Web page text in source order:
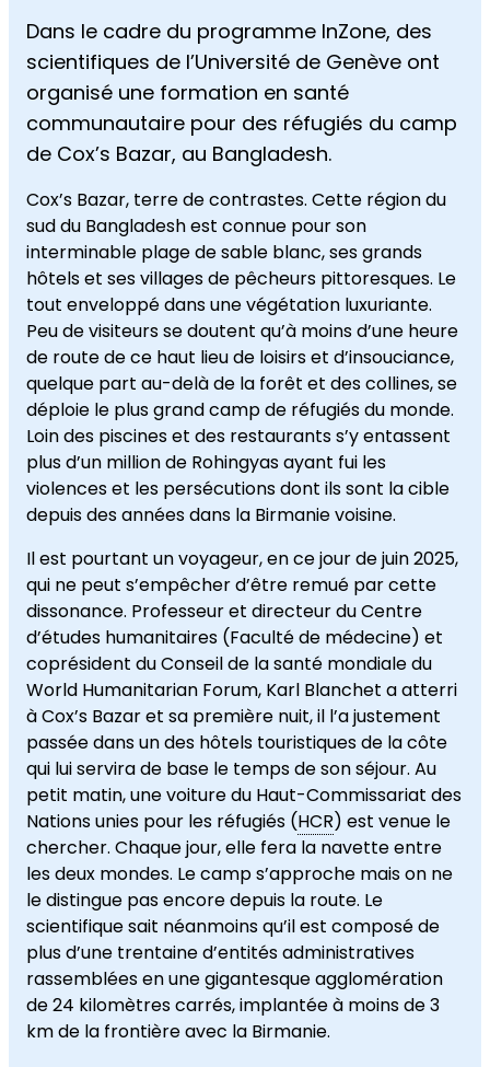
Dans le cadre du programme InZone, des
scientifiques de l’Université de Genève ont
organisé une formation en santé
communautaire pour des réfugiés du camp
de Cox’s Bazar, au Bangladesh.
Cox’s Bazar, terre de contrastes. Cette région du
sud du Bangladesh est connue pour son
interminable plage de sable blanc, ses grands
hôtels et ses villages de pêcheurs pittoresques. Le
tout enveloppé dans une végétation luxuriante.
Peu de visiteurs se doutent qu’à moins d’une heure
de route de ce haut lieu de loisirs et d’insouciance,
quelque part au-delà de la forêt et des collines, se
déploie le plus grand camp de réfugiés du monde.
Loin des piscines et des restaurants s’y entassent
plus d’un million de Rohingyas ayant fui les
violences et les persécutions dont ils sont la cible
depuis des années dans la Birmanie voisine.
Il est pourtant un voyageur, en ce jour de juin 2025,
qui ne peut s’empêcher d’être remué par cette
dissonance. Professeur et directeur du Centre
d’études humanitaires (Faculté de médecine) et
coprésident du Conseil de la santé mondiale du
World Humanitarian Forum, Karl Blanchet a atterri
à Cox’s Bazar et sa première nuit, il l’a justement
passée dans un des hôtels touristiques de la côte
qui lui servira de base le temps de son séjour. Au
petit matin, une voiture du Haut-Commissariat des
Nations unies pour les réfugiés (HCR) est venue le
chercher. Chaque jour, elle fera la navette entre
les deux mondes. Le camp s’approche mais on ne
le distingue pas encore depuis la route. Le
scientifique sait néanmoins qu’il est composé de
plus d’une trentaine d’entités administratives
rassemblées en une gigantesque agglomération
de 24 kilomètres carrés, implantée à moins de 3
km de la frontière avec la Birmanie.